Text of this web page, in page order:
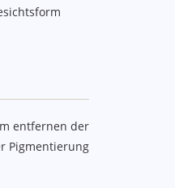
entfernen der
Pigmentierung